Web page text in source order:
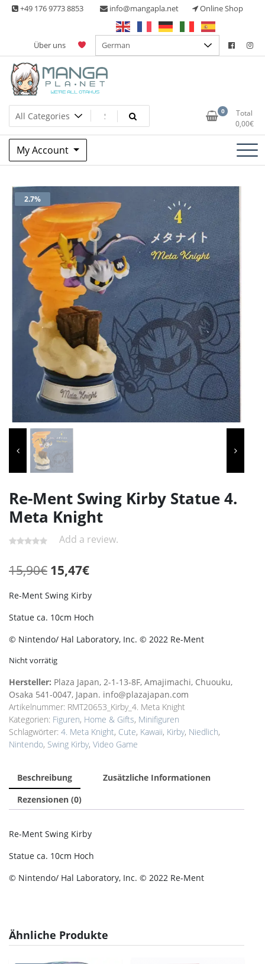
Skip +49 176 9773 8853 info@mangapla.net Online Shop
Über uns
Manga Planet
Split Part Online Shop 0
Total
0,00€
My Account
2.7%
Re-Ment Swing Kirby Statue 4.
Meta Knight
Add a review.
15,90€ Ursprünglicher
war:
15,90€
15,47€Aktueller
ist:
15,47€.
Re-Ment Swing Kirby
Statue ca. 10cm Hoch
© Nintendo/ Hal Laboratory, Inc. © 2022 Re-Ment
Nicht vorrätig
Hersteller: Plaza Japan, 2-1-13-8F, Amajimachi, Chuouku,
Osaka 541-0047, Japan. info@plazajapan.com
Artikelnummer: RMT20653_Kirby_4. Meta Knight
Kategorien: Figuren, Home & Gifts, Minifiguren
Schlagwörter: 4. Meta Knight, Cute, Kawaii, Kirby, Niedlich,
Nintendo, Swing Kirby, Video Game
Beschreibung
Zusätzliche Informationen
Rezensionen (0)
Re-Ment Swing Kirby
Statue ca. 10cm Hoch
© Nintendo/ Hal Laboratory, Inc. © 2022 Re-Ment
Ähnliche Produkte